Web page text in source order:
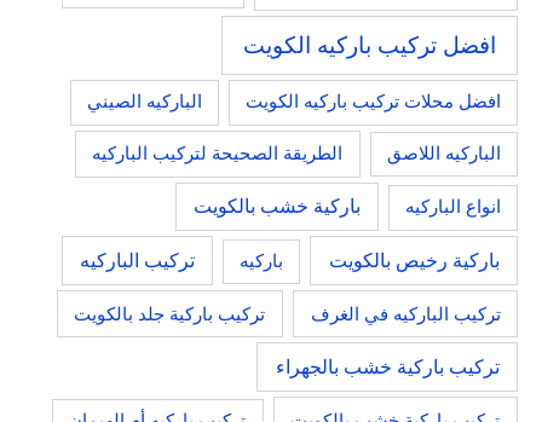
افضل تركيب باركيه الكويت
افضل محلات تركيب باركيه الكويت الباركيه الصيني
الباركيه اللاصق الطريقة الصحيحة لتركيب الباركيه
انواع الباركيه باركية خشب بالكويت
باركية رخيص بالكويت باركيه تركيب الباركيه
تركيب الباركيه في الغرف تركيب باركية جلد بالكويت
تركيب باركية خشب بالجهراء